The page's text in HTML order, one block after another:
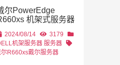
尔PowerEdge
机架式服务器
2024/08/14
3179
机架服务器 服务器
尔R660xs戴尔服务器